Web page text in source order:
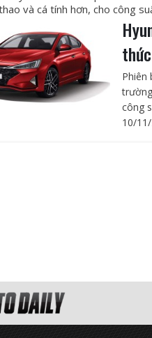
và cá tính hơn, cho công
Phiên
công
10/